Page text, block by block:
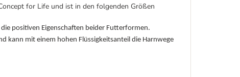
for Life und ist in den folgenden Größen
positiven Eigenschaften beider Futterformen.
kann mit einem hohen Flüssigkeitsanteil die Harnwege